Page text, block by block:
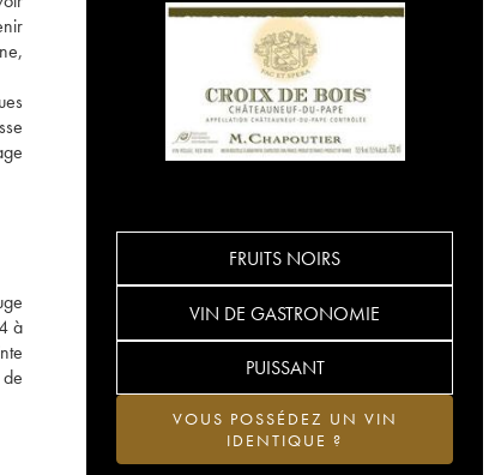
à
FRUITS NOIRS
VIN DE GASTRONOMIE
PUISSANT
VOUS POSSÉDEZ UN VIN
IDENTIQUE ?